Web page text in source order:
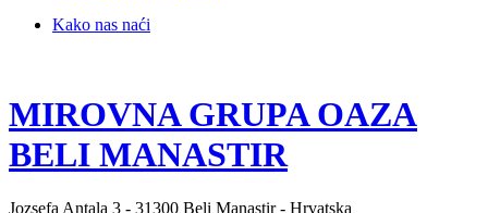
Kako nas naći
MIROVNA GRUPA OAZA
BELI MANASTIR
Jozsefa Antala 3 - 31300 Beli Manastir - Hrvatska